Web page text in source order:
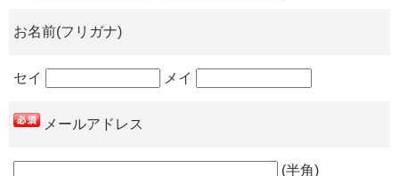
お名前(フリガナ)
セイ メイ
メールアドレス
(半角)